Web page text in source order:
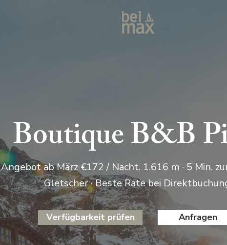
Boutique B&B
Angebot ab März €172 / Nacht. 1.616 m · 5 Min.
Gletscher · Beste Rate bei
Verfügbarkeit prüfen Anfragen